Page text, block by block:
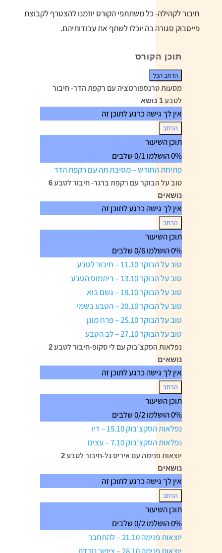
חיבור לקהילה- כל משתתפי הקורס יוזמנו להצטרף לקבוצת
פייסבוק סגורה בה יוכלו לשתף את עבודותיהם.
תוכן הקורס
הרחב הכל
שיעורים
מסעות טרנספורמציה עם רקפת הדר- חיבור
לטבע1 נושא
אין לך גישה כרגע לתוכן זה
הרחב
מסעות
טרנספורמציה
עם
רקפת
הדר-
חיבור
תוכן השיעור
0% הושלמו
0/1 שלבים
פתיחת החודש – מסיבת תה עם רקפת הדר
טוב על הבוקר עם רקפת ברגר- חיבור לטבע6
נושאים
אין לך גישה כרגע לתוכן זה
הרחב
טוב
על
הבוקר
עם
רקפת
ברגר-
לטבע
תוכן השיעור
0% הושלמו
0/6 שלבים
טוב על הבוקר 11.10 – חיבור לטבע
טוב על הבוקר 13.10 – ריתמוס הטבע
טוב על הבוקר 18.10 – גשם בוא
טוב על הבוקר 20.10 – הטבע בשמי
טוב על הבוקר 25.10 – פרח מוגן
טוב על הבוקר 27.10 – לב הטבע
נפלאות הסקצ’בוק עם לי סקופ-חיבור לטבע2
נושאים
אין לך גישה כרגע לתוכן זה
הרחב
נפלאות
הסקצ’בוק
עם
לי
סקופ-חיבור
לטבע
תוכן השיעור
0% הושלמו
0/2 שלבים
נפלאות הסקצ’בוק 15.10 – דיו
נפלאות הסקצ’בוק 7.10 – עצים
יוצאות פנימה עם איריס גל-חיבור לטבע2
נושאים
אין לך גישה כרגע לתוכן זה
הרחב
יוצאות
פנימה
עם
איריס
גל-חיבור
לטבע
תוכן השיעור
0% הושלמו
0/2 שלבים
יוצאות פנימה 21.10 – להתחבר